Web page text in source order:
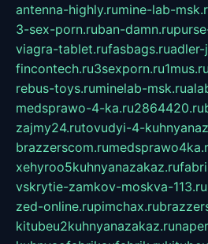
antenna-highly.rumine-lab-
3-sex-porn.ruban-damn.ru
viagra-tablet.rufasbags.ruadler-
fincontech.ru3sexporn.ru1mus.ru
rebus-toys.ruminelab-msk.ru
medsprawo-4-ka.ru2864420.ru
zajmy24.rutovudyi-4-
brazzerscom.ru
xehyroo5kuhnyanazakaz.ru
vskrytie-zamkov-moskva-113.ru
zed-online.rupimchax.ru
kitubeu2kuhnyanazakaz.ru